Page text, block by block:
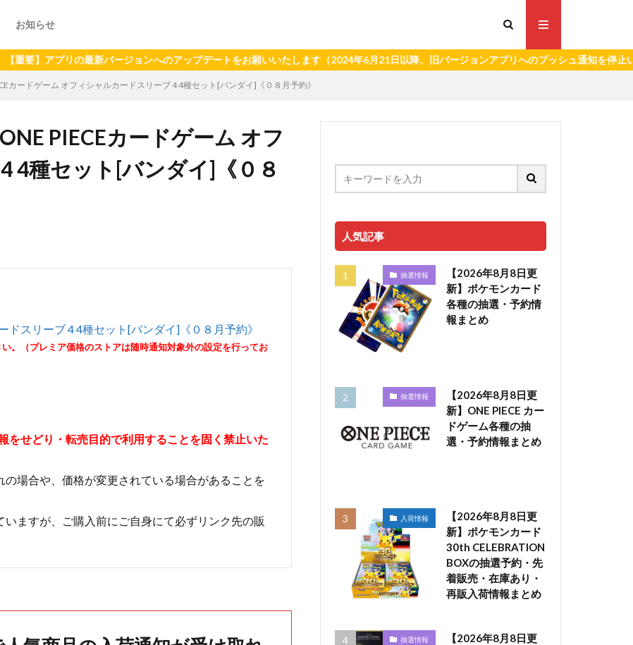
お知らせ
アプリの最新バージョンへのアップデートをお願いいたします（2024年6月21日以降、旧バージョンアプリへのプッシュ通知を停止いたしま
カードゲーム オフィシャルカードスリーブ 4 4種セット[バンダイ]《０８月予約》
PIECEカードゲーム オフ
4種セット[バンダイ]《０８
ドスリーブ 4 4種セット[バンダイ]《０８月予約》
。（プレミア価格のストアは随時通知対象外の設定を行ってお
をせどり・転売目的で利用することを固く禁止いた
場合や、価格が変更されている場合があることを
ますが、ご購入前にご自身にて必ずリンク先の販
人気記事
抽選情報
【2026年8月8日更
新】ポケモンカード
各種の抽選・予約情
報まとめ
抽選情報
【2026年8月8日更
新】ONE PIECE カー
ドゲーム各種の抽
選・予約情報まとめ
入荷情報
【2026年8月8日更
新】ポケモンカード
30th CELEBRATION
BOXの抽選予約・先
着販売・在庫あり・
再販入荷情報まとめ
抽選情報
【2026年8月8日更